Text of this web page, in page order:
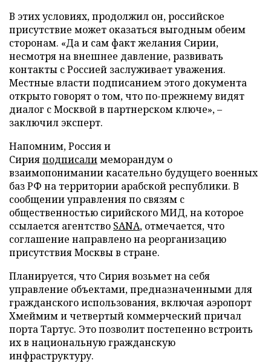
В этих условиях, продолжил он, российское
присутствие может оказаться выгодным обеим
сторонам. «Да и сам факт желания Сирии,
несмотря на внешнее давление, развивать
контакты с Россией заслуживает уважения.
Местные власти подписанием этого документа
открыто говорят о том, что по-прежнему видят
диалог с Москвой в партнерском ключе», –
заключил эксперт.
Напомним, Россия и
Сирияподписалимеморандум о
взаимопонимании касательно будущего военных
баз РФ на территории арабской республики. В
сообщении управления по связям с
общественностью сирийского МИД, на которое
ссылается агентство SANA, отмечается, что
соглашение направлено на реорганизацию
присутствия Москвы в стране.
Планируется, что Сирия возьмет на себя
управление объектами, предназначенными для
гражданского использования, включая аэропорт
Хмеймим и четвертый коммерческий причал
порта Тартус. Это позволит постепенно встроить
их в национальную гражданскую
инфраструктуру.